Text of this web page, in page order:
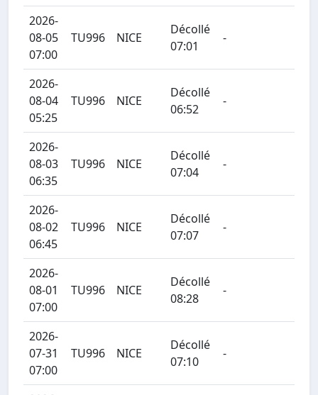
2026-
08-05
07:00
TU996 NICE
Décollé
07:01
-
2026-
08-04
05:25
TU996 NICE
Décollé
06:52
-
2026-
08-03
06:35
TU996 NICE
Décollé
07:04
-
2026-
08-02
06:45
TU996 NICE
Décollé
07:07
-
2026-
08-01
07:00
TU996 NICE
Décollé
08:28
-
2026-
07-31
07:00
TU996 NICE
Décollé
07:10
-